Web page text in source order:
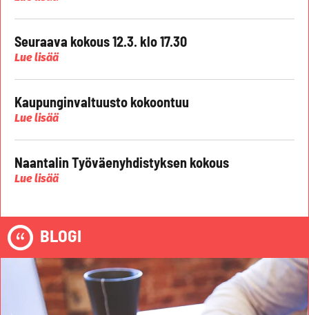
Seuraava kokous 12.3. klo 17.30
Lue lisää
Kaupunginvaltuusto kokoontuu
Lue lisää
Naantalin Työväenyhdistyksen kokous
Lue lisää
BLOGI